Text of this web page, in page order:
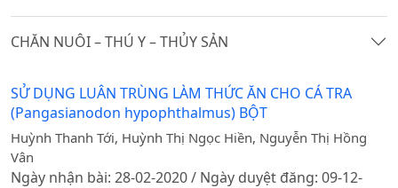
CHĂN NUÔI – THÚ Y – THỦY SẢN
SỬ DỤNG LUÂN TRÙNG LÀM THỨC ĂN CHO CÁ TRA
(Pangasianodon hypophthalmus) BỘT
Huỳnh Thanh Tới, Huỳnh Thị Ngọc Hiền, Nguyễn Thị Hồng
Vân
Ngày nhận bài: 28-02-2020 / Ngày duyệt đăng: 09-12-